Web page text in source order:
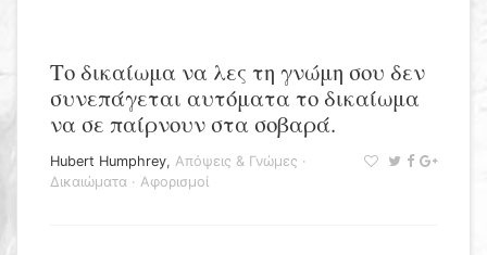
Το δικαίωμα να λες τη γνώμη σου δεν
συνεπάγεται αυτόματα το δικαίωμα
να σε παίρνουν στα σοβαρά.
Hubert Humphrey, Απόψεις & Γνώμες ·
Δικαιώματα · Αφορισμοί